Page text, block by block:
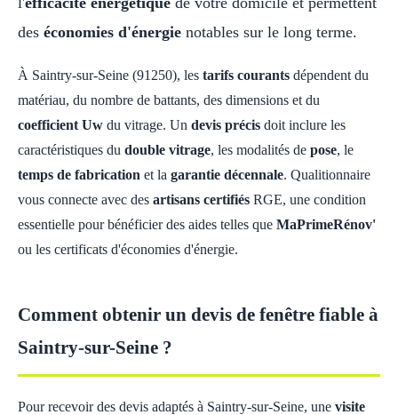
des économies d'énergie notables sur le long terme.
À Saintry-sur-Seine (91250), les tarifs courants dépendent du
matériau, du nombre de battants, des dimensions et du
coefficient Uw du vitrage. Un devis précis doit inclure les
caractéristiques du double vitrage, les modalités de pose, le
temps de fabrication et la garantie décennale. Qualitionnaire
vous connecte avec des artisans certifiés RGE, une condition
essentielle pour bénéficier des aides telles que MaPrimeRénov'
ou les certificats d'économies d'énergie.
Comment obtenir un devis de fenêtre fiable à
Saintry-sur-Seine ?
Pour recevoir des devis adaptés à Saintry-sur-Seine, une visite